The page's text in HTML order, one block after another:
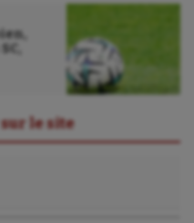
le site